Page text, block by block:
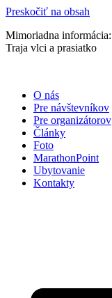
Preskočiť na obsah
Mimoriadna
Traja vlci a prasiatko
O nás
Pre návštevníkov
Pre organizátorov
Články
Foto
MarathonPoint
Ubytovanie
Kontakty